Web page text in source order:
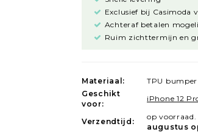
Exclusief bij Casimoda
Achteraf betalen
Ruim zichttermijn en
Materiaal:
TPU
Geschikt
voor:
iPhone 12
Verzendtijd:
op voorraad.
augustus